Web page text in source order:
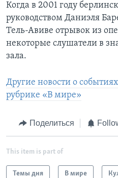
Когда в 2001 году
руководством Даниэля
Тель-Авиве отрывок из
некоторые слушатели в
зала.
Другие новости о
рубрике «В мире»
Поделиться
This item is part of
Темы дня В мире